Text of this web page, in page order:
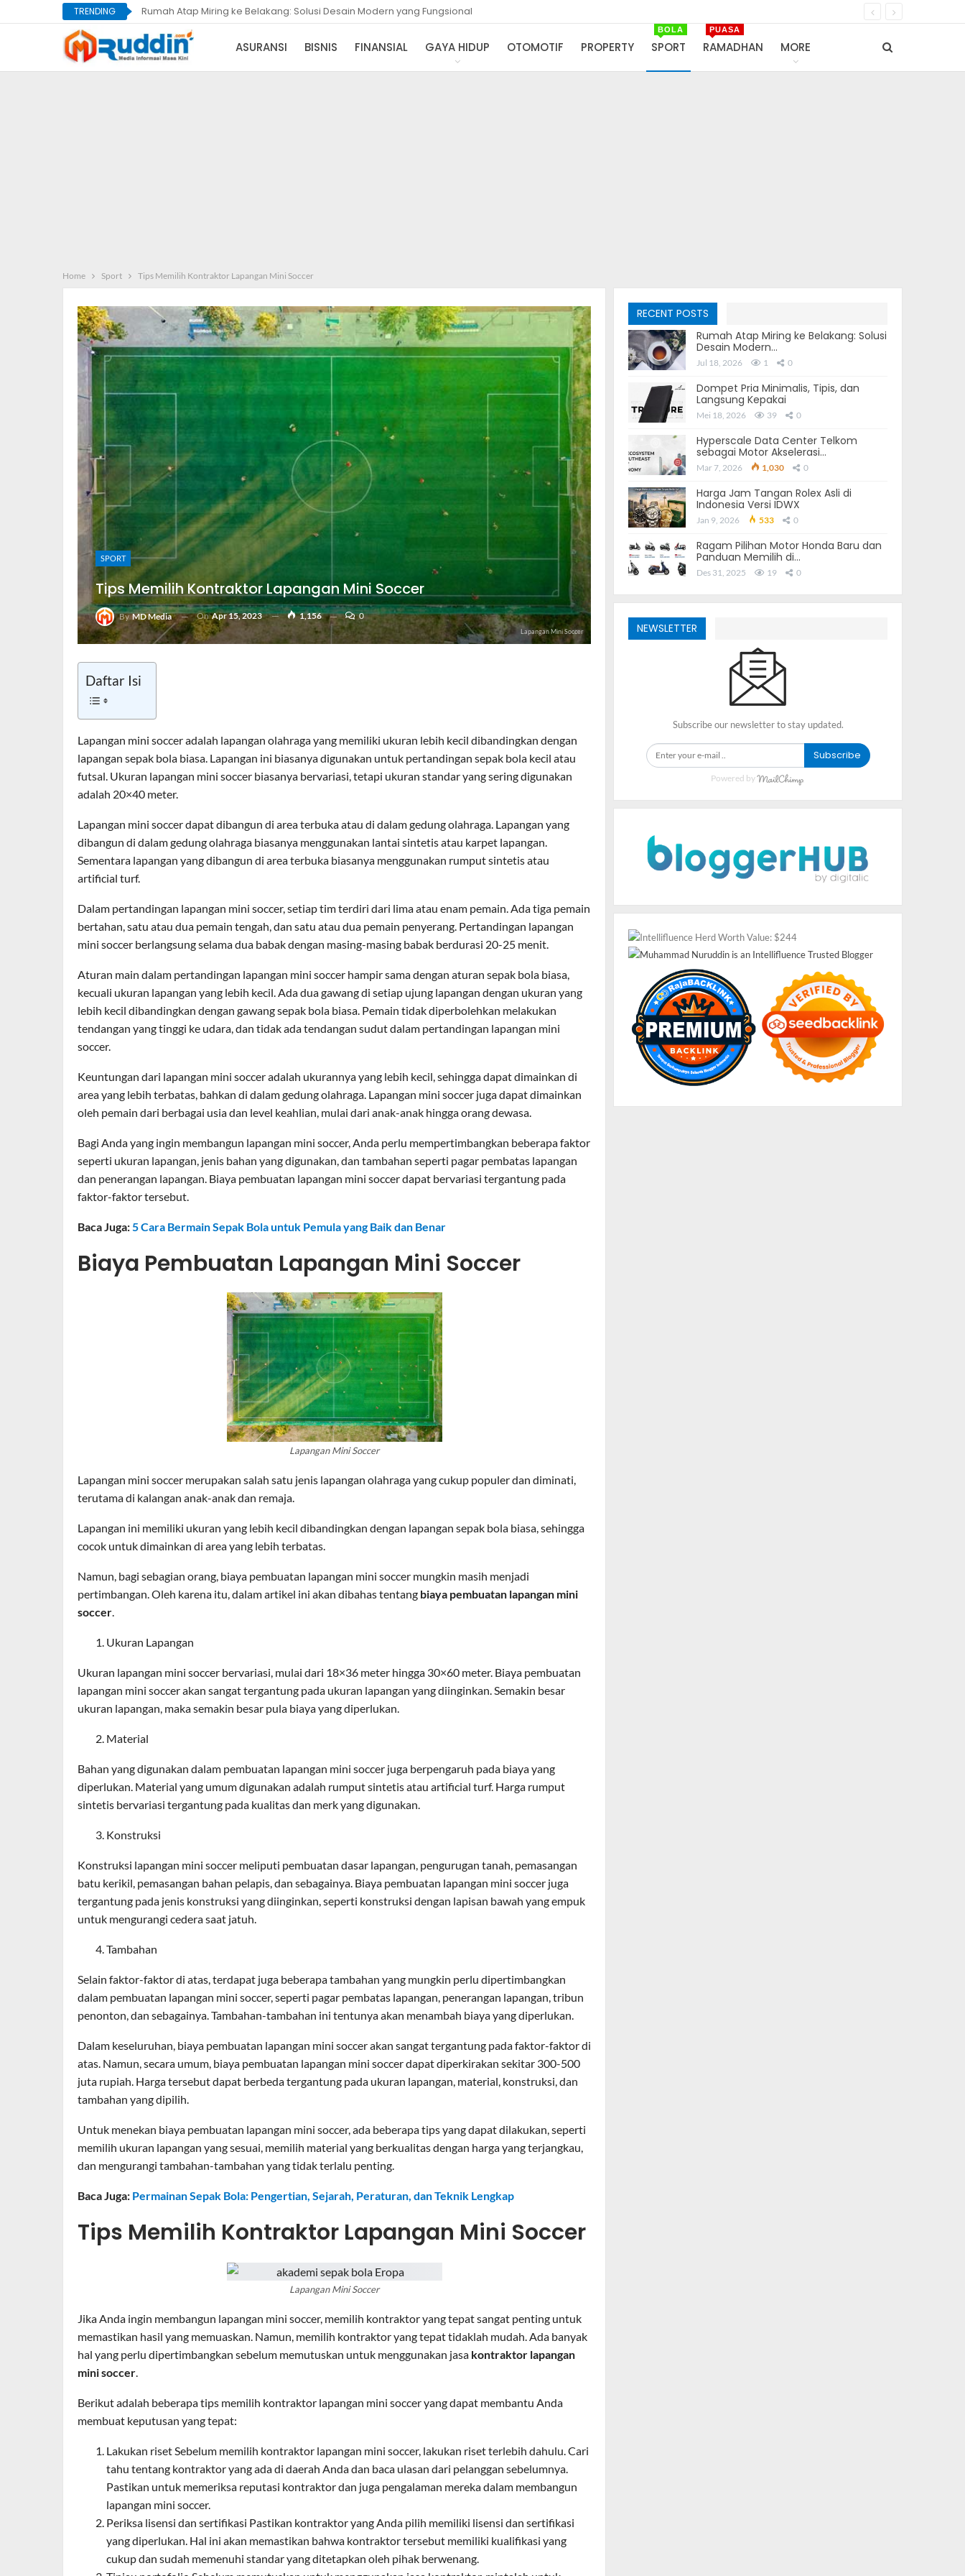
TRENDING Rumah Atap Miring ke Belakang: Solusi Desain Modern yang Fungsional
ASURANSI BISNIS FINANSIAL GAYA HIDUP OTOMOTIF PROPERTY SPORT
BOLA
RAMADHAN
PUASA
MORE
Home Sport Tips Memilih Kontraktor Lapangan Mini Soccer
SPORT
Tips Memilih Kontraktor Lapangan Mini Soccer
ByMD Media OnApr 15, 2023 1,156 0
Lapangan Mini Soccer
Daftar Isi
Lapangan mini soccer adalah lapangan olahraga yang memiliki ukuran lebih kecil dibandingkan dengan
lapangan sepak bola biasa. Lapangan ini biasanya digunakan untuk pertandingan sepak bola kecil atau
futsal. Ukuran lapangan mini soccer biasanya bervariasi, tetapi ukuran standar yang sering digunakan
adalah 20×40 meter.
Lapangan mini soccer dapat dibangun di area terbuka atau di dalam gedung olahraga. Lapangan yang
dibangun di dalam gedung olahraga biasanya menggunakan lantai sintetis atau karpet lapangan.
Sementara lapangan yang dibangun di area terbuka biasanya menggunakan rumput sintetis atau
artificial turf.
Dalam pertandingan lapangan mini soccer, setiap tim terdiri dari lima atau enam pemain. Ada tiga pemain
bertahan, satu atau dua pemain tengah, dan satu atau dua pemain penyerang. Pertandingan lapangan
mini soccer berlangsung selama dua babak dengan masing-masing babak berdurasi 20-25 menit.
Aturan main dalam pertandingan lapangan mini soccer hampir sama dengan aturan sepak bola biasa,
kecuali ukuran lapangan yang lebih kecil. Ada dua gawang di setiap ujung lapangan dengan ukuran yang
lebih kecil dibandingkan dengan gawang sepak bola biasa. Pemain tidak diperbolehkan melakukan
tendangan yang tinggi ke udara, dan tidak ada tendangan sudut dalam pertandingan lapangan mini
soccer.
Keuntungan dari lapangan mini soccer adalah ukurannya yang lebih kecil, sehingga dapat dimainkan di
area yang lebih terbatas, bahkan di dalam gedung olahraga. Lapangan mini soccer juga dapat dimainkan
oleh pemain dari berbagai usia dan level keahlian, mulai dari anak-anak hingga orang dewasa.
Bagi Anda yang ingin membangun lapangan mini soccer, Anda perlu mempertimbangkan beberapa faktor
seperti ukuran lapangan, jenis bahan yang digunakan, dan tambahan seperti pagar pembatas lapangan
dan penerangan lapangan. Biaya pembuatan lapangan mini soccer dapat bervariasi tergantung pada
faktor-faktor tersebut.
Baca Juga:5 Cara Bermain Sepak Bola untuk Pemula yang Baik dan Benar
Biaya Pembuatan Lapangan Mini Soccer
Lapangan Mini Soccer
Lapangan mini soccer merupakan salah satu jenis lapangan olahraga yang cukup populer dan diminati,
terutama di kalangan anak-anak dan remaja.
Lapangan ini memiliki ukuran yang lebih kecil dibandingkan dengan lapangan sepak bola biasa, sehingga
cocok untuk dimainkan di area yang lebih terbatas.
Namun, bagi sebagian orang, biaya pembuatan lapangan mini soccer mungkin masih menjadi
pertimbangan. Oleh karena itu, dalam artikel ini akan dibahas tentang biaya pembuatan lapangan mini
soccer
Ukuran Lapangan
Ukuran lapangan mini soccer bervariasi, mulai dari 18×36 meter hingga 30×60 meter. Biaya pembuatan
lapangan mini soccer akan sangat tergantung pada ukuran lapangan yang diinginkan. Semakin besar
ukuran lapangan, maka semakin besar pula biaya yang diperlukan.
Material
Bahan yang digunakan dalam pembuatan lapangan mini soccer juga berpengaruh pada biaya yang
diperlukan. Material yang umum digunakan adalah rumput sintetis atau artificial turf. Harga rumput
sintetis bervariasi tergantung pada kualitas dan merk yang digunakan.
Konstruksi
Konstruksi lapangan mini soccer meliputi pembuatan dasar lapangan, pengurugan tanah, pemasangan
batu kerikil, pemasangan bahan pelapis, dan sebagainya. Biaya pembuatan lapangan mini soccer juga
tergantung pada jenis konstruksi yang diinginkan, seperti konstruksi dengan lapisan bawah yang empuk
untuk mengurangi cedera saat jatuh.
Tambahan
Selain faktor-faktor di atas, terdapat juga beberapa tambahan yang mungkin perlu dipertimbangkan
dalam pembuatan lapangan mini soccer, seperti pagar pembatas lapangan, penerangan lapangan, tribun
penonton, dan sebagainya. Tambahan-tambahan ini tentunya akan menambah biaya yang diperlukan.
Dalam keseluruhan, biaya pembuatan lapangan mini soccer akan sangat tergantung pada faktor-faktor di
atas. Namun, secara umum, biaya pembuatan lapangan mini soccer dapat diperkirakan sekitar 300-500
juta rupiah. Harga tersebut dapat berbeda tergantung pada ukuran lapangan, material, konstruksi, dan
tambahan yang dipilih.
Untuk menekan biaya pembuatan lapangan mini soccer, ada beberapa tips yang dapat dilakukan, seperti
memilih ukuran lapangan yang sesuai, memilih material yang berkualitas dengan harga yang terjangkau,
dan mengurangi tambahan-tambahan yang tidak terlalu penting.
Baca Juga: Permainan Sepak Bola: Pengertian, Sejarah, Peraturan, dan Teknik Lengkap
Tips Memilih Kontraktor Lapangan Mini Soccer
Lapangan Mini Soccer
Jika Anda ingin membangun lapangan mini soccer, memilih kontraktor yang tepat sangat penting untuk
memastikan hasil yang memuaskan. Namun, memilih kontraktor yang tepat tidaklah mudah. Ada banyak
hal yang perlu dipertimbangkan sebelum memutuskan untuk menggunakan jasa kontraktor lapangan
mini soccer.
Berikut adalah beberapa tips memilih kontraktor lapangan mini soccer yang dapat membantu Anda
membuat keputusan yang tepat:
Lakukan riset Sebelum memilih kontraktor lapangan mini soccer, lakukan riset terlebih dahulu. Cari
tahu tentang kontraktor yang ada di daerah Anda dan baca ulasan dari pelanggan sebelumnya.
Pastikan untuk memeriksa reputasi kontraktor dan juga pengalaman mereka dalam membangun
lapangan mini soccer.
Periksa lisensi dan sertifikasi Pastikan kontraktor yang Anda pilih memiliki lisensi dan sertifikasi
yang diperlukan. Hal ini akan memastikan bahwa kontraktor tersebut memiliki kualifikasi yang
cukup dan sudah memenuhi standar yang ditetapkan oleh pihak berwenang.
RECENT POSTS
Rumah Atap Miring ke Belakang: Solusi
Desain Modern…
Jul 18, 2026 1 0
Dompet Pria Minimalis, Tipis, dan
Langsung Kepakai
Mei 18, 2026 39 0
Hyperscale Data Center Telkom
sebagai Motor Akselerasi…
Mar 7, 2026 1,030 0
Harga Jam Tangan Rolex Asli di
Indonesia Versi IDWX
Jan 9, 2026 533 0
Ragam Pilihan Motor Honda Baru dan
Panduan Memilih di…
Des 31, 2025 19 0
NEWSLETTER
Subscribe our newsletter to stay updated.
Subscribe
Powered by